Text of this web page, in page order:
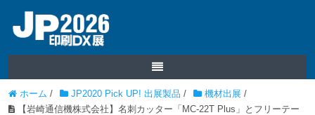
ホーム / JP2020 Pick UP! 出展製品 / 機材出展 /
【岩崎通信機株式会社】名刺カッター「MC-22T Plus」とフリーテー